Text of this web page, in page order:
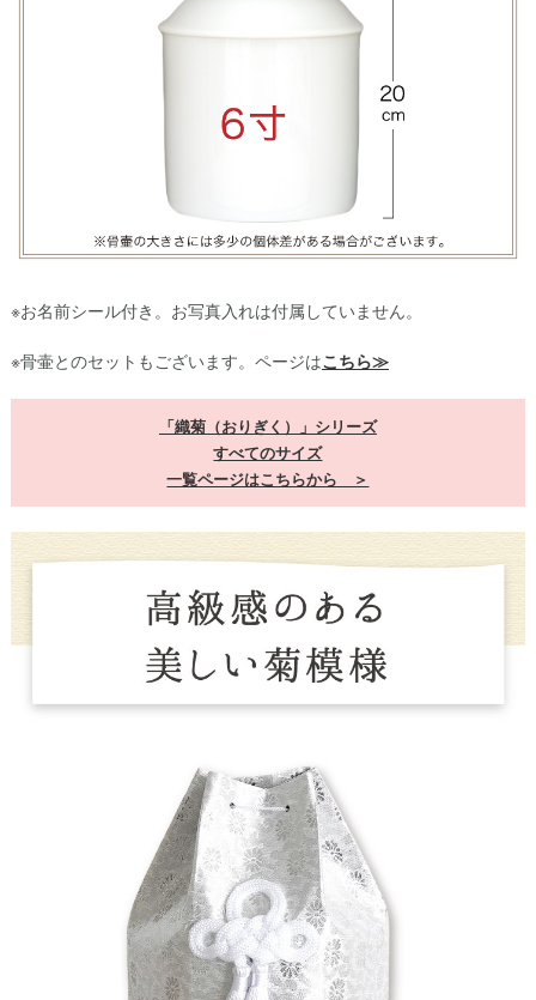
※お名前シール付き。お写真入れは付属していません。
※骨壷とのセットもございます。ページはこちら≫
「織菊（おりぎく）」シリーズ
すべてのサイズ
一覧ページはこちらから ＞